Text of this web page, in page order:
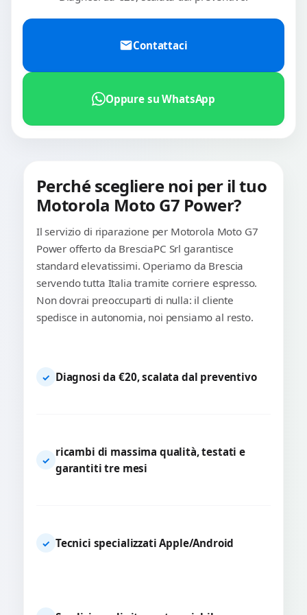
Contattaci
Oppure su WhatsApp
Perché scegliere noi per il tuo
Motorola Moto G7 Power?
Il servizio di riparazione per Motorola Moto G7
Power offerto da BresciaPC Srl garantisce
standard elevatissimi. Operiamo da Brescia
servendo tutta Italia tramite corriere espresso.
Non dovrai preoccuparti di nulla: il cliente
spedisce in autonomia, noi pensiamo al resto.
✓ Diagnosi da €20, scalata dal preventivo
✓
ricambi di massima qualità, testati e
garantiti tre mesi
✓ Tecnici specializzati Apple/Android